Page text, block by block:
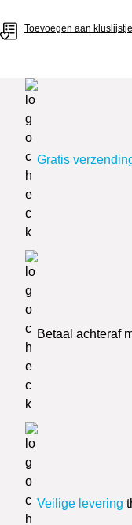
Toevoegen aan kluslijstje
Gratis
Betaal achteraf
Veilige levering